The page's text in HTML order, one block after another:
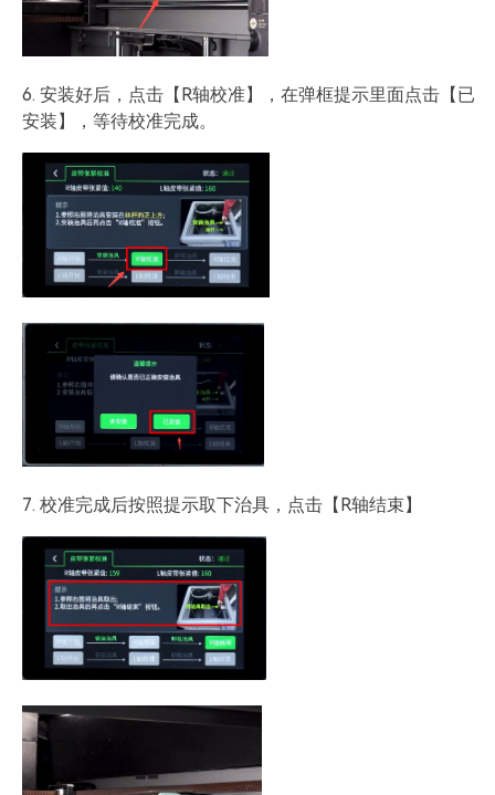
6. 安装好后，点击【R轴校准】，在弹框提示里面点击【已
安装】，等待校准完成。
7. 校准完成后按照提示取下治具，点击【R轴结束】